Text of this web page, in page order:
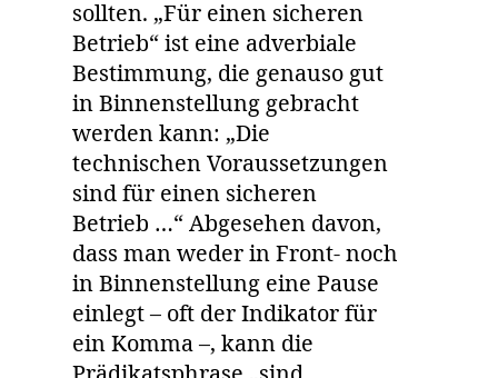
sollten. „Für einen sicheren
Betrieb“ ist eine adverbiale
Bestimmung, die genauso gut
in Binnenstellung gebracht
werden kann: „Die
technischen Voraussetzungen
sind für einen sicheren
Betrieb …“ Abgesehen davon,
dass man weder in Front- noch
in Binnenstellung eine Pause
einlegt – oft der Indikator für
ein Komma –, kann die